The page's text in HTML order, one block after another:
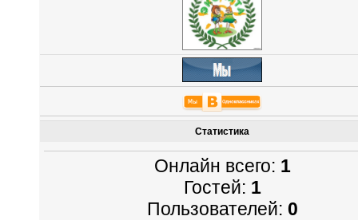
Статистика
Онлайн всего: 1
Гостей: 1
Пользователей: 0